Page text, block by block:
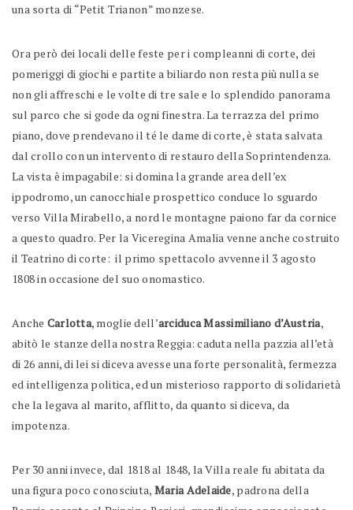
una sorta di “Petit Trianon” monzese.
Ora però dei locali delle feste per i compleanni di corte, dei
pomeriggi di giochi e partite a biliardo non resta più nulla se
non gli affreschi e le volte di tre sale e lo splendido panorama
sul parco che si gode da ogni finestra. La terrazza del primo
piano, dove prendevano il té le dame di corte, è stata salvata
dal crollo con un intervento di restauro della Soprintendenza.
La vista è impagabile: si domina la grande area dell’ex
ippodromo, un canocchiale prospettico conduce lo sguardo
verso Villa Mirabello, a nord le montagne paiono far da cornice
a questo quadro. Per la Viceregina Amalia venne anche costruito
il Teatrino di corte: il primo spettacolo avvenne il 3 agosto
1808 in occasione del suo onomastico.
Anche Carlotta, moglie dell’arciduca Massimiliano d’Austria,
abitò le stanze della nostra Reggia: caduta nella pazzia all’età
di 26 anni, di lei si diceva avesse una forte personalità, fermezza
ed intelligenza politica, ed un misterioso rapporto di solidarietà
che la legava al marito, afflitto, da quanto si diceva, da
impotenza.
Per 30 anni invece, dal 1818 al 1848, la Villa reale fu abitata da
una figura poco conosciuta, Maria Adelaide, padrona della